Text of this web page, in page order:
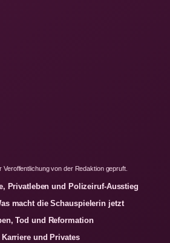
Veroffentlichung von der Redaktion gepruft.
Privatleben und Polizeiruf-Ausstieg
macht die Schauspielerin jetzt
Tod und Reformation
und Privates